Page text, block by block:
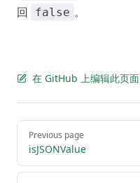
回
false 。
在 GitHub 上编辑此页面
Pager
Previous page
isJSONValue